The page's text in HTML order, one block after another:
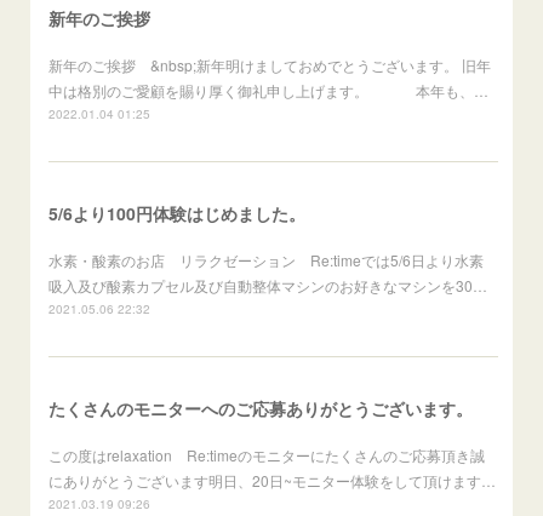
新年のご挨拶
新年のご挨拶 &nbsp;新年明けましておめでとうございます。 旧年
中は格別のご愛顧を賜り厚く御礼申し上げます。 本年も、…
2022.01.04 01:25
5/6より100円体験はじめました。
水素・酸素のお店 リラクゼーション Re:timeでは5/6日より水素
吸入及び酸素カプセル及び自動整体マシンのお好きなマシンを30…
2021.05.06 22:32
たくさんのモニターへのご応募ありがとうございます。
この度はrelaxation Re:timeのモニターにたくさんのご応募頂き誠
にありがとうございます明日、20日~モニター体験をして頂けます…
2021.03.19 09:26